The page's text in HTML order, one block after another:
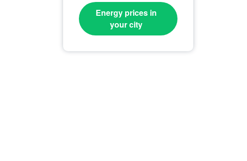
Energy prices in
your city